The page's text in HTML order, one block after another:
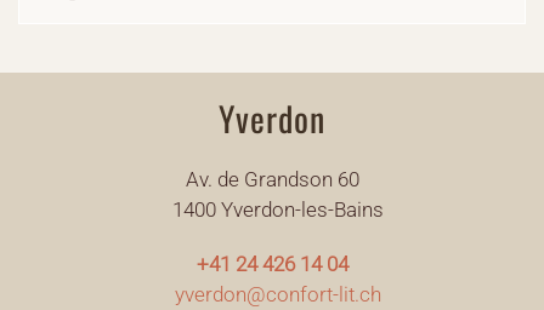
Yverdon
Av. de Grandson 60
1400 Yverdon-les-Bains
+41 24 426 14 04
yverdon@confort-lit.ch